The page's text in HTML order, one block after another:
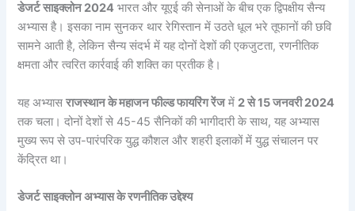
डेजर्ट साइक्लोन 2024 भारत और यूएई की सेनाओं के बीच एक द्विपक्षीय सैन्य
अभ्यास है। इसका नाम सुनकर थार रेगिस्तान में उठते धूल भरे तूफानों की छवि
सामने आती है, लेकिन सैन्य संदर्भ में यह दोनों देशों की एकजुटता, रणनीतिक
क्षमता और त्वरित कार्रवाई की शक्ति का प्रतीक है।
यह अभ्यासराजस्थान के महाजन फील्ड फायरिंग रेंजमें 2 से 15 जनवरी 2024
तक चला। दोनों देशों से 45-45 सैनिकों की भागीदारी के साथ, यह अभ्यास
मुख्य रूप से उप-पारंपरिक युद्ध कौशल और शहरी इलाकों में युद्ध संचालन पर
केंद्रित था।
डेजर्ट साइक्लोन अभ्यास के रणनीतिक उद्देश्य